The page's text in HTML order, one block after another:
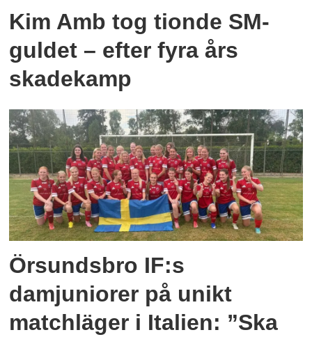
Kim Amb tog tionde SM-
guldet – efter fyra års
skadekamp
Örsundsbro IF:s
damjuniorer på unikt
matchläger i Italien: ”Ska